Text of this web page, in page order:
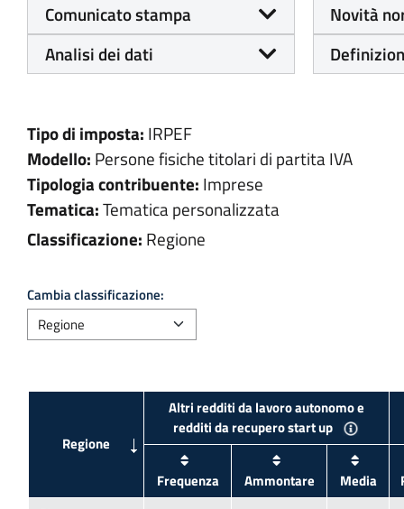
Comunicato stampa
Novità
Analisi dei dati
Tipo di imposta: IRPEF
Modello: Persone fisiche titolari di partita IVA
Tipologia contribuente: Imprese
Tematica:Tematica personalizzata
Classificazione: Regione
Cambia classificazione:
Altri redditi da lavoro autonomo e